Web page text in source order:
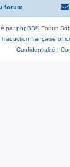
forum
parphpBB® Forum
Traduction française
Confidentialité |